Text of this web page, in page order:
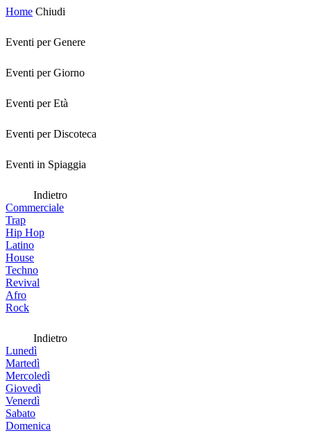
Home Chiudi
Eventi per Genere
Eventi per Giorno
Eventi per Età
Eventi per Discoteca
Eventi in Spiaggia
Indietro
Commerciale
Trap
Hip Hop
Latino
House
Techno
Revival
Afro
Rock
Indietro
Lunedì
Martedì
Mercoledì
Giovedì
Venerdì
Sabato
Domenica